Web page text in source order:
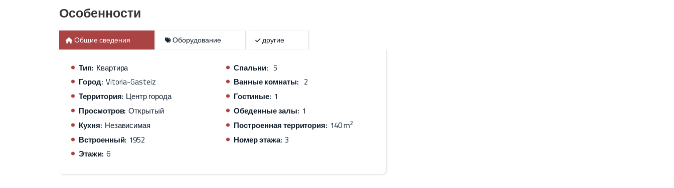
Особенности
Общие сведения Оборудование другие
Тип: Квартира Спальни: 5
Город: Vitoria-Gasteiz Ванные комнаты: 2
Территория: Центр города Гостиные: 1
Просмотров: Открытый Обеденные залы: 1
Кухня: Независимая Построенная территория: 140 m2
Встроенный: 1952 Номер этажа: 3
Этажи: 6